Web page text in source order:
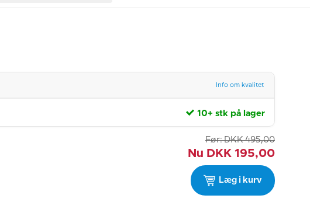
Info om kvalitet
10+ stk på lager
Før: DKK 495,00
Nu DKK 195,00
Læg i kurv